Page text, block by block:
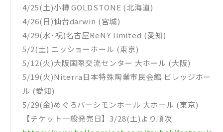
4/25(土)小樽 GOLDSTONE (北海道)
4/26(日)仙台darwin (宮城)
4/29(水･祝)名古屋ReNY limited (愛知)
5/2(土) ニッショーホール (東京)
5/12(火)大阪国際交流センター 大ホール (大阪)
5/19(火)Niterra日本特殊陶業市民会館 ビレッジホー
ル (愛知)
5/29(金)めぐろパーシモンホール 大ホール (東京)
【チケット一般発売日】3/28(土)より順次